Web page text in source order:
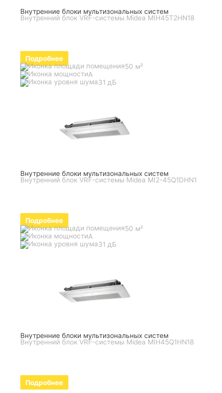
Внутренние блоки мультизональных систем
Внутренний блок VRF-системы Midea MIH45T2HN18
Подробнее
50 м²
A
31 дБ
Внутренние блоки мультизональных систем
Внутренний блок VRF-системы Midea MI2-45Q1DHN1
Подробнее
50 м²
A
31 дБ
Внутренние блоки мультизональных систем
Внутренний блок VRF-системы Midea MIH45Q1HN18
Подробнее